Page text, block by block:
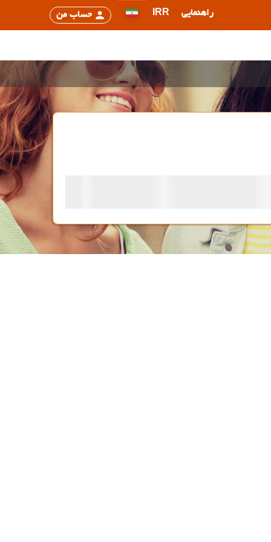
راهنمایی IRR حساب من